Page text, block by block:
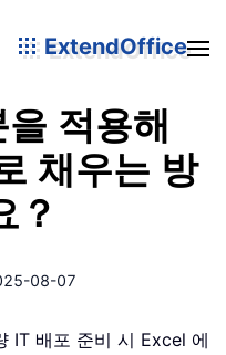
ExtendOffice
적용해
채우는 방
？
08-07
IT 배포 준비 시 Excel 에